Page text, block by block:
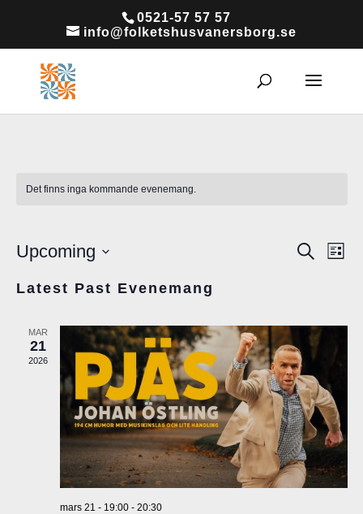
0521-57 57 57
info@folketshusvanersborg.se
Det finns inga kommande evenemang.
E
e
n
e
m
a
Sök
E
n
m
a
n
g
Lista
Upcoming
datum.
Latest Past Evenemang
MAR
21
2026
mars 21 - 19:00- 20:30